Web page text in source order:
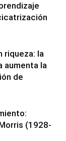
riqueza: la
aumenta la
de
(1928-